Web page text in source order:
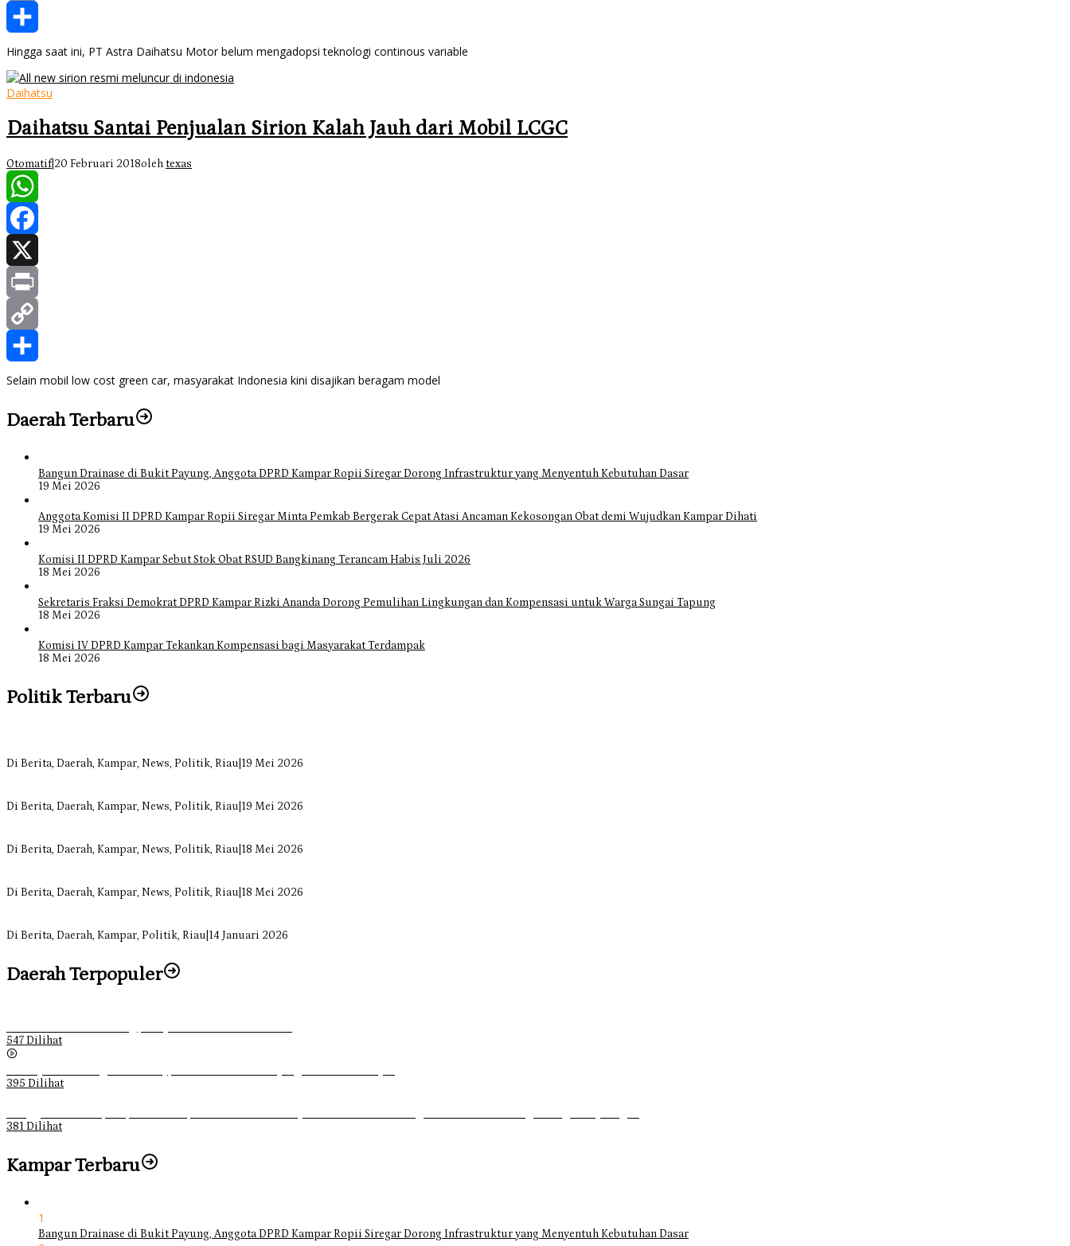
Copy
Link
Share
Hingga saat ini, PT Astra Daihatsu Motor belum mengadopsi teknologi continous variable
Daihatsu
Daihatsu Santai Penjualan Sirion Kalah Jauh dari Mobil LCGC
Otomatif 20 Februari 2018oleh texas
WhatsApp
Facebook
X
Print
Copy
Link
Share
Selain mobil low cost green car, masyarakat Indonesia kini disajikan beragam model
Daerah Terbaru
Bangun Drainase di Bukit Payung, Anggota DPRD Kampar Ropii Siregar Dorong Infrastruktur yang Menyentuh Kebutuhan Dasar
19 Mei 2026
Anggota Komisi II DPRD Kampar Ropii Siregar Minta Pemkab Bergerak Cepat Atasi Ancaman Kekosongan Obat demi Wujudkan Kampar Dihati
19 Mei 2026
Komisi II DPRD Kampar Sebut Stok Obat RSUD Bangkinang Terancam Habis Juli 2026
18 Mei 2026
Sekretaris Fraksi Demokrat DPRD Kampar Rizki Ananda Dorong Pemulihan Lingkungan dan Kompensasi untuk Warga Sungai Tapung
18 Mei 2026
Komisi IV DPRD Kampar Tekankan Kompensasi bagi Masyarakat Terdampak
18 Mei 2026
Politik Terbaru
Di Berita, Daerah, Kampar, News, Politik, Riau 19 Mei 2026
Di Berita, Daerah, Kampar, News, Politik, Riau 19 Mei 2026
Di Berita, Daerah, Kampar, News, Politik, Riau 18 Mei 2026
Di Berita, Daerah, Kampar, News, Politik, Riau 18 Mei 2026
Di Berita, Daerah, Kampar, Politik, Riau 14 Januari 2026
Daerah Terpopuler
547 Dilihat
395 Dilihat
381 Dilihat
Kampar Terbaru
1
Bangun Drainase di Bukit Payung, Anggota DPRD Kampar Ropii Siregar Dorong Infrastruktur yang Menyentuh Kebutuhan Dasar